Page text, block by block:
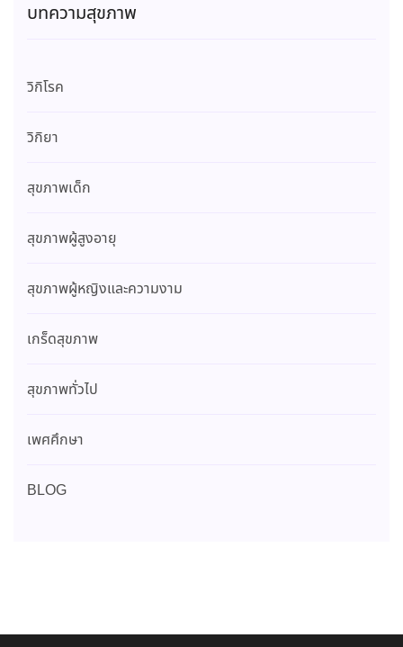
บทความสุขภาพ
วิกิโรค
วิกิยา
สุขภาพเด็ก
สุขภาพผู้สูงอายุ
สุขภาพผู้หญิงและความงาม
เกร็ดสุขภาพ
สุขภาพทั่วไป
เพศศึกษา
BLOG